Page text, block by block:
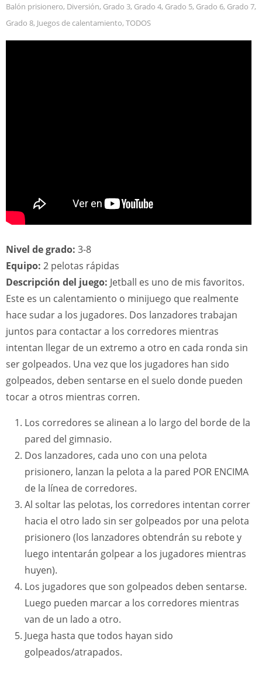
Balón prisionero, Diversión, Grado 3, Grado 4, Grado 5, Grado 6, Grado 7,
Grado 8, Juegos de calentamiento, TODOS
Nivel de grado: 3-8
Equipo: 2 pelotas rápidas
Descripción del juego: Jetball es uno de mis favoritos.
Este es un calentamiento o minijuego que realmente
hace sudar a los jugadores. Dos lanzadores trabajan
juntos para contactar a los corredores mientras
intentan llegar de un extremo a otro en cada ronda sin
ser golpeados. Una vez que los jugadores han sido
golpeados, deben sentarse en el suelo donde pueden
tocar a otros mientras corren.
Los corredores se alinean a lo largo del borde de la
pared del gimnasio.
Dos lanzadores, cada uno con una pelota
prisionero, lanzan la pelota a la pared POR ENCIMA
de la línea de corredores.
Al soltar las pelotas, los corredores intentan correr
hacia el otro lado sin ser golpeados por una pelota
prisionero (los lanzadores obtendrán su rebote y
luego intentarán golpear a los jugadores mientras
huyen).
Los jugadores que son golpeados deben sentarse.
Luego pueden marcar a los corredores mientras
van de un lado a otro.
Juega hasta que todos hayan sido
golpeados/atrapados.